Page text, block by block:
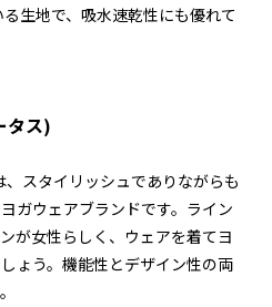
生地で、吸水速乾性にも優れて
タス)
、スタイリッシュでありながらも
ガウェアブランドです。ライン
が女性らしく、ウェアを着てヨ
ょう。機能性とデザイン性の両